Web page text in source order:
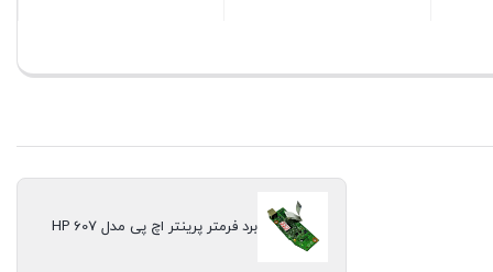
برد فرمتر پرینتر اچ پی مدل HP 607